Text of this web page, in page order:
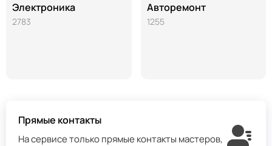
Электроника
2783
Авторемонт
1255
Прямые контакты
На сервисе только прямые контакты мастеров,